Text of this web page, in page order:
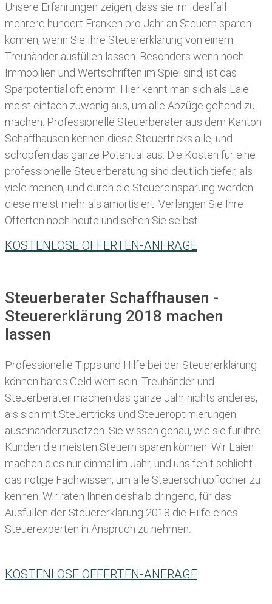
Unsere Erfahrungen zeigen, dass sie im Idealfall
mehrere hundert Franken pro Jahr an Steuern sparen
können, wenn Sie Ihre Steuererklärung von einem
Treuhänder ausfüllen lassen . Besonders wenn noch
Immobilien und Wertschriften im Spiel sind, ist das
Sparpotential oft enorm. Hier kennt man sich als Laie
meist einfach zuwenig aus, um alle Abzüge geltend zu
machen. Professionelle Steuerberater aus dem Kanton
Schaffhausen kennen diese Steuertricks alle, und
schöpfen das ganze Potential aus. Die Kosten für eine
professionelle Steuerberatung sind deutlich tiefer, als
viele meinen, und durch die Steuereinsparung werden
diese meist mehr als amortisiert. Verlangen Sie Ihre
Offerten noch heute und sehen Sie selbst:
KOSTENLOSE OFFERTEN-ANFRAGE
Steuerberater Schaffhausen -
Steuererklärung 2018 machen
lassen
Professionelle Tipps und Hilfe bei der Steuererklärung
können bares Geld wert sein. Treuhänder und
Steuerberater machen das ganze Jahr nichts anderes,
als sich mit Steuertricks und Steueroptimierungen
auseinanderzusetzen. Sie wissen genau, wie sie für ihre
Kunden die meisten Steuern sparen können. Wir Laien
machen dies nur einmal im Jahr, und uns fehlt schlicht
das nötige Fachwissen, um alle Steuerschlupflöcher zu
kennen. Wir raten Ihnen deshalb dringend, für das
Ausfüllen der Steuererklärung 2018 die Hilfe eines
Steuerexperten in Anspruch zu nehmen.
KOSTENLOSE OFFERTEN-ANFRAGE